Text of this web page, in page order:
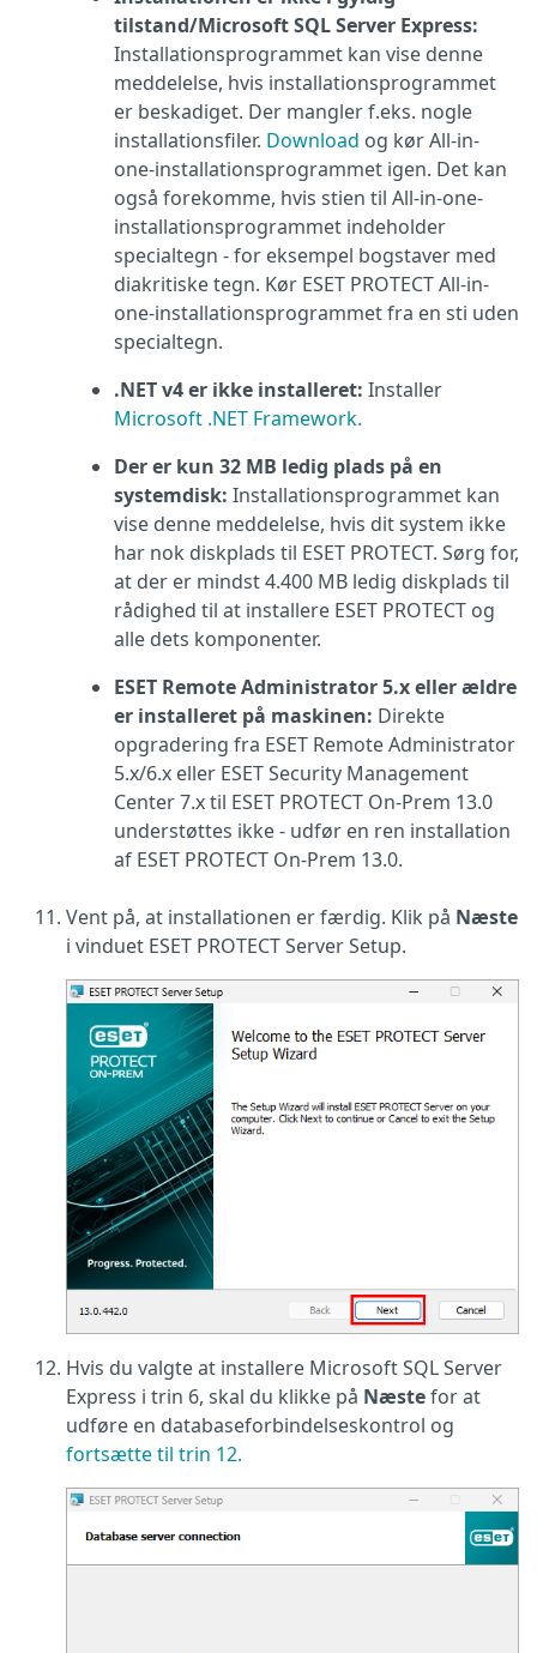
tilstand/Microsoft SQL Server Express:
Installationsprogrammet kan vise denne
meddelelse, hvis installationsprogrammet
er beskadiget. Der mangler f.eks. nogle
installationsfiler. Download og kør All-in-
one-installationsprogrammet igen. Det kan
også forekomme, hvis stien til All-in-one-
installationsprogrammet indeholder
specialtegn - for eksempel bogstaver med
diakritiske tegn. Kør ESET PROTECT All-in-
one-installationsprogrammet fra en sti uden
specialtegn.
.NET v4 er ikke installeret: Installer
Microsoft .NET Framework.
Der er kun 32 MB ledig plads på en
systemdisk: Installationsprogrammet kan
vise denne meddelelse, hvis dit system ikke
har nok diskplads til ESET PROTECT. Sørg for,
at der er mindst 4.400 MB ledig diskplads til
rådighed til at installere ESET PROTECT og
alle dets komponenter.
ESET Remote Administrator 5.x eller ældre
er installeret på maskinen: Direkte
opgradering fra ESET Remote Administrator
5.x/6.x eller ESET Security Management
Center 7.x til ESET PROTECT On-Prem 13.0
understøttes ikke - udfør en ren installation
af ESET PROTECT On-Prem 13.0.
Vent på, at installationen er færdig. Klik på Næste
i vinduet ESET PROTECT Server Setup.
Hvis du valgte at installere Microsoft SQL Server
Express i trin 6, skal du klikke på Næstefor at
udføre en databaseforbindelseskontrol og
fortsætte til trin 12.